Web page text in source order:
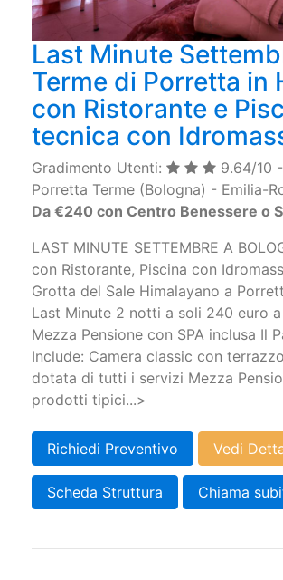
Last Minute
Terme di Porretta in
con Ristorante e
tecnica con
Gradimento Utenti:
9.64/10
Porretta Terme (Bologna) - Emilia-
Da €240 con Centro Benessere o
LAST MINUTE SETTEMBRE A
con Ristorante, Piscina con
Grotta del Sale Himalayano a
Last Minute 2 notti a soli 240 euro
Mezza Pensione con SPA inclusa Il
Include: Camera classic con
dotata di tutti i servizi Mezza
prodotti tipici...>
Richiedi Preventivo Vedi
Scheda Struttura Chiama